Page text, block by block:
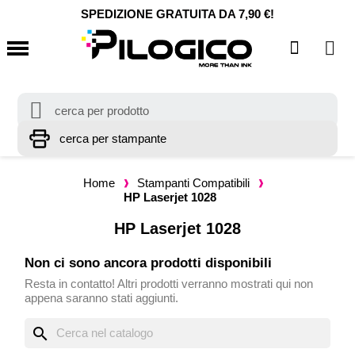
SPEDIZIONE GRATUITA DA 7,90 €!
Home
Stampanti Compatibili
HP Laserjet 1028
HP Laserjet 1028
Non ci sono ancora prodotti disponibili
Resta in contatto! Altri prodotti verranno mostrati qui non
appena saranno stati aggiunti.
search